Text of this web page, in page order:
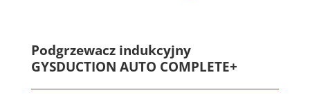
Podgrzewacz indukcyjny
GYSDUCTION AUTO COMPLETE+